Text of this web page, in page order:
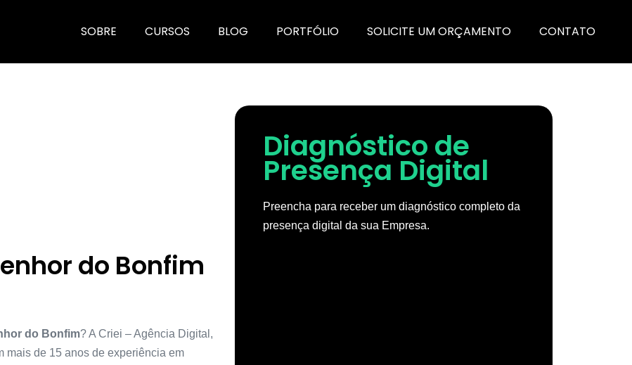
SOBRE CURSOS BLOG PORTFÓLIO SOLICITE UM ORÇAMENTO CONTATO
do Bonfim
do Bonfim? A Criei – Agência Digital,
mais de 15 anos de experiência em
Diagnóstico de
Presença Digital
Preencha para receber um diagnóstico completo da
presença digital da sua Empresa.